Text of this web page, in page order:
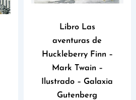
Libro Las
aventuras de
Huckleberry Finn –
Mark Twain –
Ilustrado – Galaxia
Gutenberg